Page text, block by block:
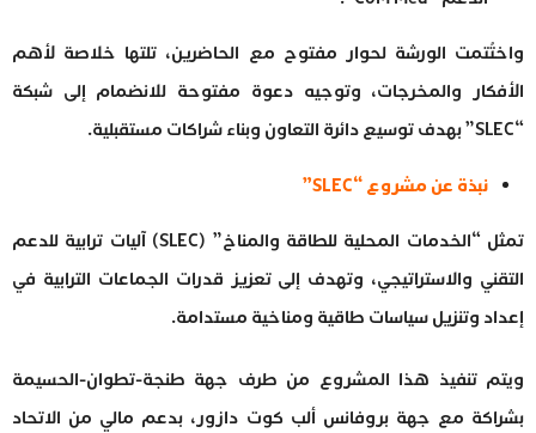
واختُتمت الورشة لحوار مفتوح مع الحاضرين، تلتها خلاصة لأهم
الأفكار والمخرجات، وتوجيه دعوة مفتوحة للانضمام إلى شبكة
“SLEC” بهدف توسيع دائرة التعاون وبناء شراكات مستقبلية.
نبذة عن مشروع “SLEC”
تمثل “الخدمات المحلية للطاقة والمناخ” (SLEC) آليات ترابية للدعم
التقني والاستراتيجي، وتهدف إلى تعزيز قدرات الجماعات الترابية في
إعداد وتنزيل سياسات طاقية ومناخية مستدامة.
ويتم تنفيذ هذا المشروع من طرف جهة طنجة-تطوان-الحسيمة
بشراكة مع جهة بروفانس ألب كوت دازور، بدعم مالي من الاتحاد